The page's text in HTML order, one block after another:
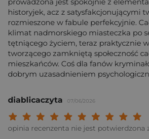
historyjek, acz z satysfakcjonującymi
rozmieszone w fabule perfekcyjnie.
klimat nadmorskiego miasteczka po
tętniącego życiem, teraz praktycznie
tworzącego zamkniętą społeczność
mieszkańców. Coś dla fanów
dobrym uzasadnieniem
diablicaczyta 07/06/2026
Twoja
Twoja
Twoja ocena:
Twoja ocena: Dobra
Twoja ocena:
Twoja ocena: Może być 4/
Twoja ocena: Słaba 3/10"
Twoja ocena: Bardzo słaba 2/10"
Twoja ocena: Beznadziejna 1/10"
opinia recenzenta nie jest potwierdzona